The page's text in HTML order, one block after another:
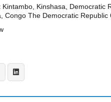
Kintambo, Kinshasa, Democratic
Congo The Democratic Republic